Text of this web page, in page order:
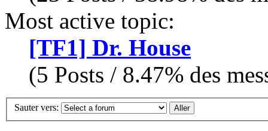
Most active topic:
[TF1] Dr. House
(5 Posts / 8.47% des
Sauter vers: